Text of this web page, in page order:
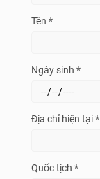
Tên *
Ngày sinh *
Địa chỉ hiện tại *
Quốc tịch *